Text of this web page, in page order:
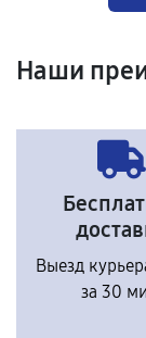
Наши
Выезд
за 30